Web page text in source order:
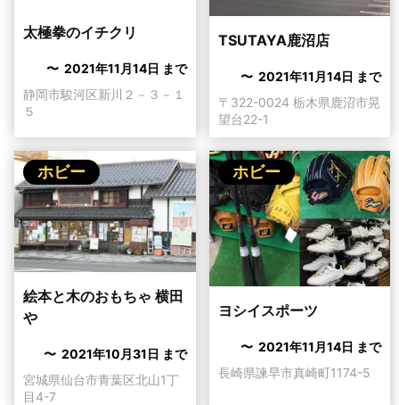
太極拳のイチクリ
〜 2021年11月14日 まで
静岡市駿河区新川２－３－１
５
TSUTAYA鹿沼店
〜 2021年11月14日 まで
〒322-0024 栃木県鹿沼市晃
望台22-1
ホビー
絵本と木のおもちゃ 横田
や
〜 2021年10月31日 まで
宮城県仙台市青葉区北山1丁
目4-7
ホビー
ヨシイスポーツ
〜 2021年11月14日 まで
長崎県諫早市真崎町1174-5